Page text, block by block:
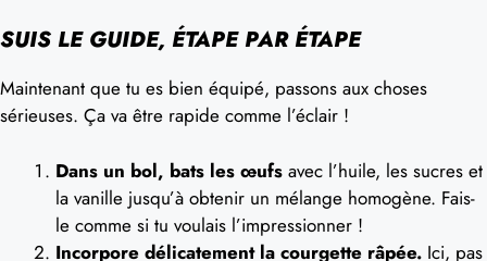
SUIS LE GUIDE, ÉTAPE PAR ÉTAPE
Maintenant que tu es bien équipé, passons aux choses
sérieuses. Ça va être rapide comme l’éclair !
Dans un bol, bats les œufs avec l’huile, les sucres et
la vanille jusqu’à obtenir un mélange homogène. Fais-
le comme si tu voulais l’impressionner !
Incorpore délicatement la courgette râpée. Ici, pas